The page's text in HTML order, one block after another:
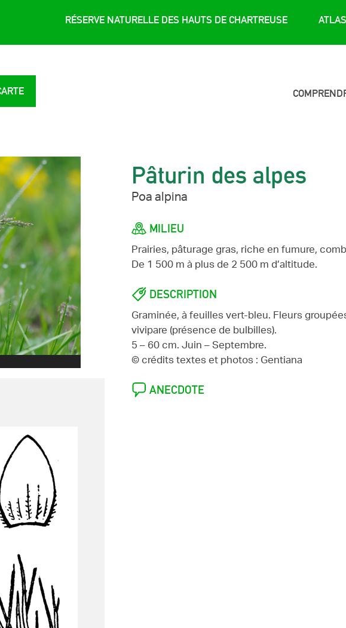
RÉSERVE NATURELLE DES HAUTS DE CHARTREUSE
Pâturin des alpes
Poa alpina
MILIEU
Prairies, pâturage gras, riche en fumure,
De 1 500 m à plus de 2 500 m d’altitude.
DESCRIPTION
Graminée, à feuilles vert-bleu. Fleurs
vivipare (présence de bulbilles).
5 – 60 cm. Juin – Septembre.
© crédits textes et photos : Gentiana
ANECDOTE